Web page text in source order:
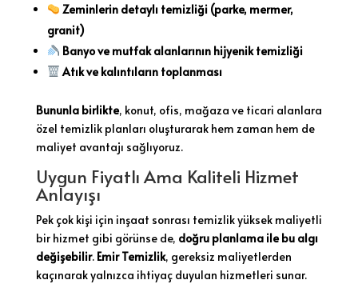
Zeminlerin detaylı temizliği (parke, mermer,
granit)
Banyo ve mutfak alanlarının hijyenik temizliği
Atık ve kalıntıların toplanması
Bununla birlikte, konut, ofis, mağaza ve ticari alanlara
özel temizlik planları oluşturarak hem zaman hem de
maliyet avantajı sağlıyoruz.
Uygun Fiyatlı Ama Kaliteli Hizmet
Anlayışı
Pek çok kişi için inşaat sonrası temizlik yüksek maliyetli
bir hizmet gibi görünse de, doğru planlama ile bu algı
değişebilir. Emir Temizlik, gereksiz maliyetlerden
kaçınarak yalnızca ihtiyaç duyulan hizmetleri sunar.